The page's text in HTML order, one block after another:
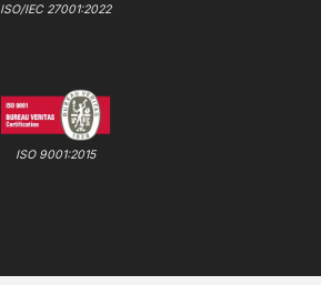
ISO/IEC 27001:2022
ISO 9001:2015